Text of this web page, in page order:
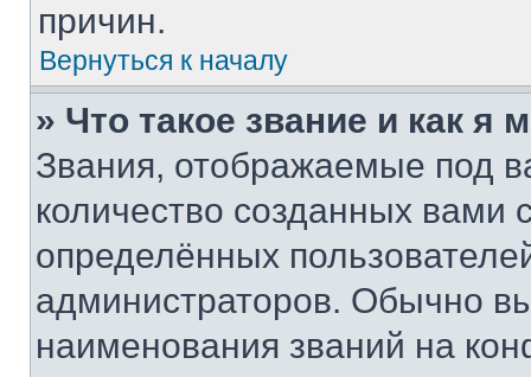
причин.
Вернуться к началу
» Что такое звание и как я
Звания, отображаемые под
количество созданных
определённых
администраторов. Обычно
наименования званий на